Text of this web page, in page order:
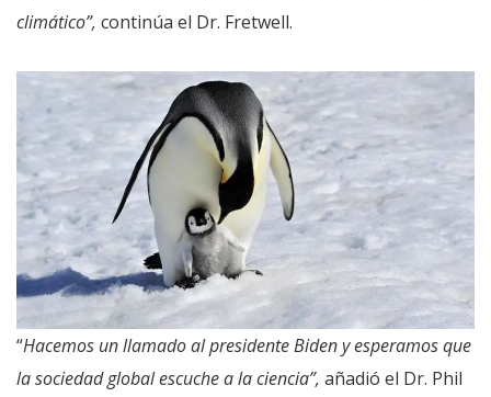
climático”, continúa el Dr. Fretwell.
“Hacemos un llamado al presidente Biden y esperamos que
la sociedad global escuche a la ciencia”, añadió el Dr. Phil